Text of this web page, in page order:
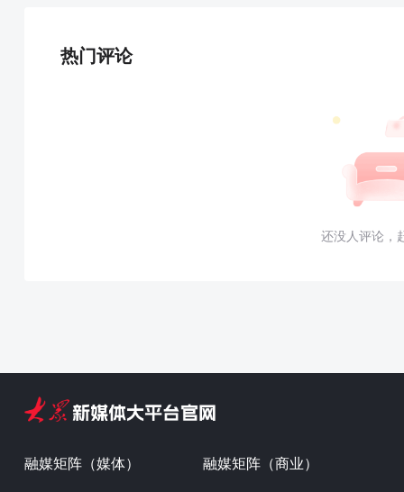
热门评论
还没人评论，
融媒矩阵（媒体） 融媒矩阵（商业）